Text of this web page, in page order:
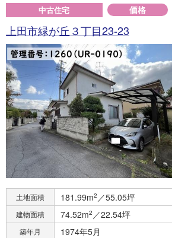
中古住宅 価格
上田市緑が丘３丁目23-23
土地面積 181.99m2 ／55.05坪
建物面積 74.52m2 ／22.54坪
築年月 1974年5月